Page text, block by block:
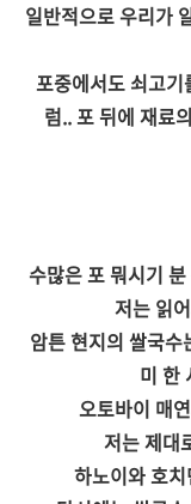
일반적으로 우리가
포중에서도 쇠고
럼.. 포 뒤에 재료
수많은 포 뭐시기
저는 읽
암튼 현지의 쌀국
미 한
오토바이 매
저는 제대
하노이와 호